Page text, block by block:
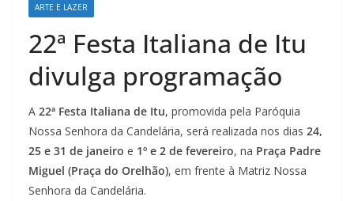
ARTE E LAZER
22ª Festa Italiana de Itu
divulga programação
A 22ª Festa Italiana de Itu, promovida pela Paróquia
Nossa Senhora da Candelária, será realizada nos dias 24,
25 e 31 de janeiro e 1º e 2 de fevereiro, na Praça Padre
Miguel (Praça do Orelhão), em frente à Matriz Nossa
Senhora da Candelária.